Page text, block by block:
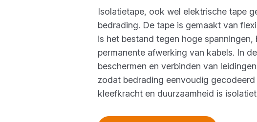
Isolatietape, ook wel elektrische tape
bedrading. De tape is gemaakt van
is het bestand tegen hoge
permanente afwerking van kabels. In
beschermen en verbinden van
zodat bedrading eenvoudig
kleefkracht en duurzaamheid is